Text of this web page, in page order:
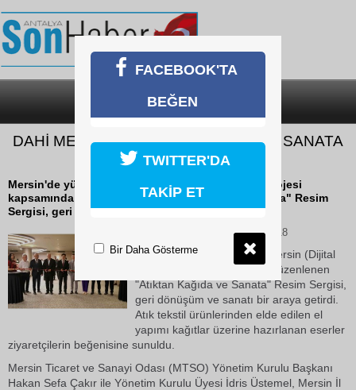
SON DAKİKA
DAHİ MERSİN PROJESİYLE ATIKLAR SANATA
DÖNÜŞTÜ
Mersin'de yürütülen DAHİ Mersin (Dijital Ahilik) Projesi
kapsamında düzenlenen "Atıktan Kağıda ve Sanata" Resim
Sergisi, geri dönüşüm ve sanatı bir...
11 Haziran 2026 Perşembe 13:18
Mersin'de yürütülen DAHİ Mersin (Dijital
Ahilik) Projesi kapsamında düzenlenen
"Atıktan Kağıda ve Sanata" Resim Sergisi,
geri dönüşüm ve sanatı bir araya getirdi.
Atık tekstil ürünlerinden elde edilen el
yapımı kağıtlar üzerine hazırlanan eserler
ziyaretçilerin beğenisine sunuldu.
Mersin Ticaret ve Sanayi Odası (MTSO) Yönetim Kurulu Başkanı
Hakan Sefa Çakır ile Yönetim Kurulu Üyesi İdris Üstemel, Mersin İl
FACEBOOK'TA
BEĞEN
TWITTER'DA
TAKİP ET
Bir Daha Gösterme